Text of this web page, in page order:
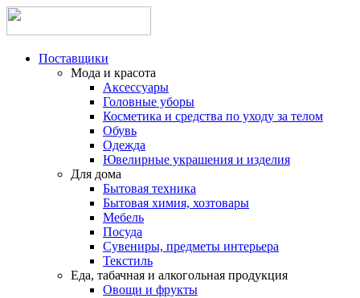
Поставщики
Мода и красота
Аксессуары
Головные уборы
Косметика и средства по уходу за телом
Обувь
Одежда
Ювелирные украшения и изделия
Для дома
Бытовая техника
Бытовая химия, хозтовары
Мебель
Посуда
Сувениры, предметы интерьера
Текстиль
Еда, табачная и алкогольная продукция
Овощи и фрукты